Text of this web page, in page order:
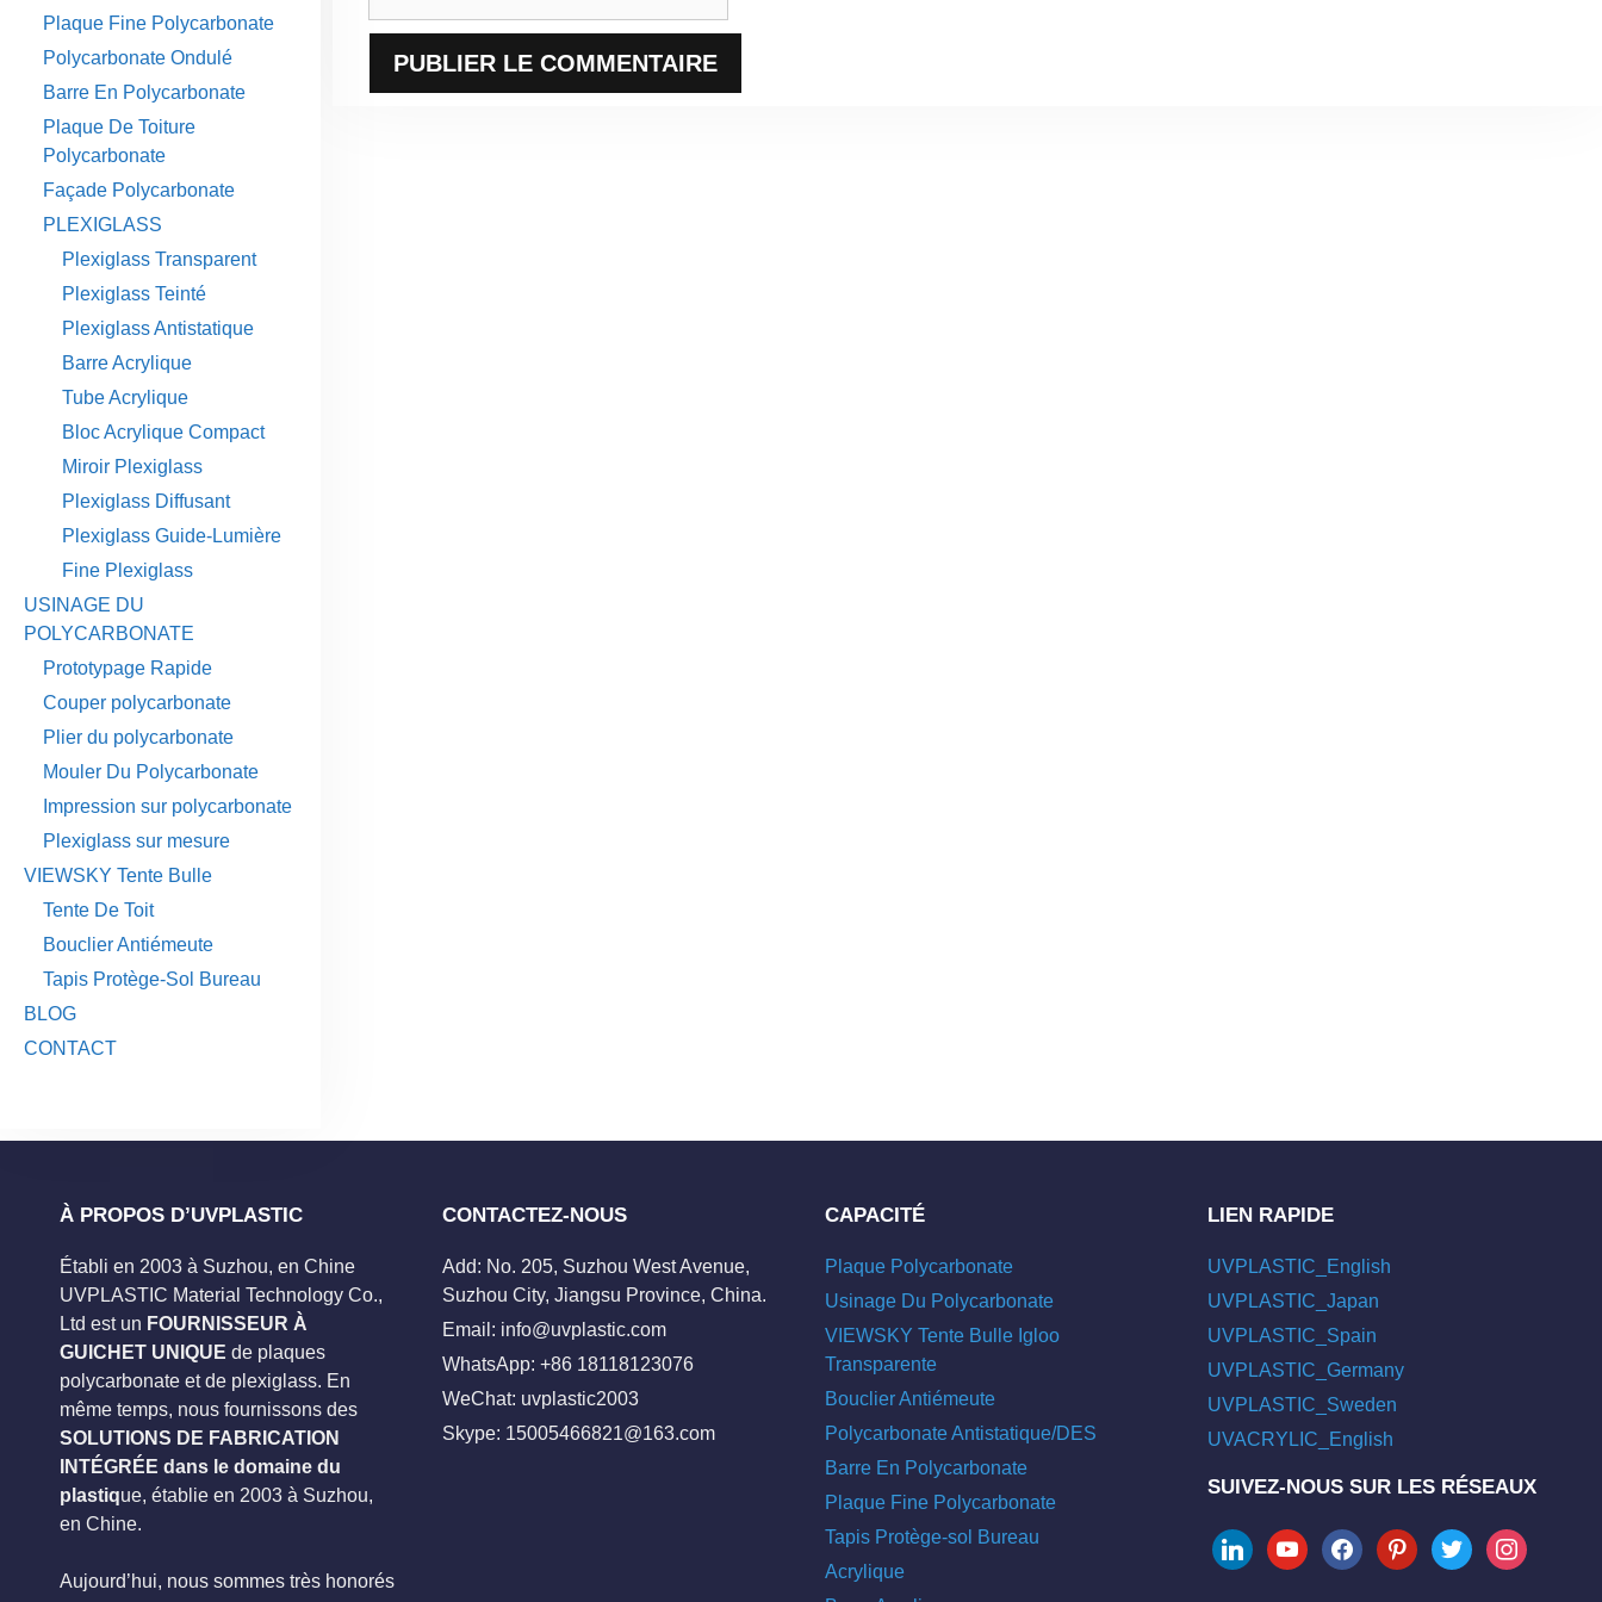
Plaque Fine Polycarbonate
Polycarbonate Ondulé
Barre En Polycarbonate
Plaque De Toiture
Polycarbonate
Façade Polycarbonate
PLEXIGLASS
Plexiglass Transparent
Plexiglass Teinté
Plexiglass Antistatique
Barre Acrylique
Tube Acrylique
Bloc Acrylique Compact
Miroir Plexiglass
Plexiglass Diffusant
Plexiglass Guide-Lumière
Fine Plexiglass
USINAGE DU
POLYCARBONATE
Prototypage Rapide
Couper polycarbonate
Plier du polycarbonate
Mouler Du Polycarbonate
Impression sur polycarbonate
Plexiglass sur mesure
VIEWSKY Tente Bulle
Tente De Toit
Bouclier Antiémeute
Tapis Protège-Sol Bureau
BLOG
CONTACT
À PROPOS D’UVPLASTIC
Établi en 2003 à Suzhou, en Chine
UVPLASTIC Material Technology Co.,
Ltd est un FOURNISSEUR À
GUICHET UNIQUE de plaques
polycarbonate et de plexiglass. En
même temps, nous fournissons des
SOLUTIONS DE FABRICATION
INTÉGRÉE dans le domaine du
plastique, établie en 2003 à Suzhou,
en Chine.
Aujourd’hui, nous sommes très honorés
CONTACTEZ-NOUS
Add: No. 205, Suzhou West Avenue,
Suzhou City, Jiangsu Province, China.
Email: info@uvplastic.com
WhatsApp: +86 18118123076
WeChat: uvplastic2003
Skype: 15005466821@163.com
CAPACITÉ
Plaque Polycarbonate
Usinage Du Polycarbonate
VIEWSKY Tente Bulle Igloo
Transparente
Bouclier Antiémeute
Polycarbonate Antistatique/DES
Barre En Polycarbonate
Plaque Fine Polycarbonate
Tapis Protège-sol Bureau
Acrylique
LIEN RAPIDE
UVPLASTIC_English
UVPLASTIC_Japan
UVPLASTIC_Spain
UVPLASTIC_Germany
UVPLASTIC_Sweden
UVACRYLIC_English
SUIVEZ-NOUS SUR LES RÉSEAUX
linkedinyoutubefacebookpinteresttwitter instagram